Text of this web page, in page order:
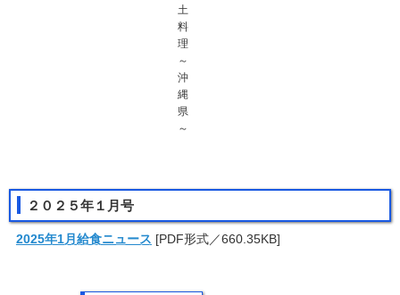
土
料
理
～
沖
縄
県
～
２０２５年１月号
2025年1月給食ニュース [PDF形式／660.35KB]